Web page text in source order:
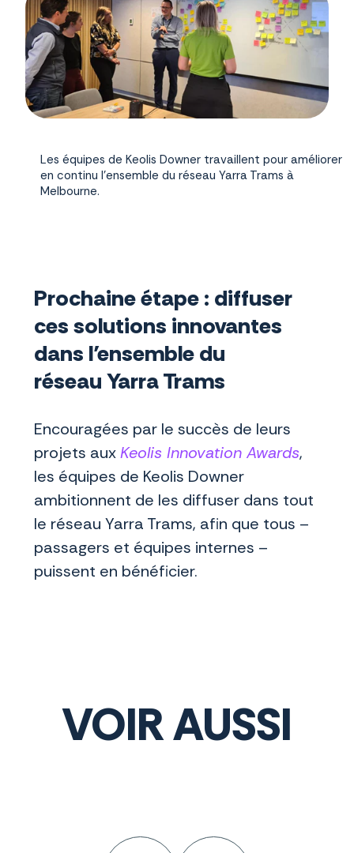
Les équipes de Keolis Downer travaillent pour améliorer
en continu l'ensemble du réseau Yarra Trams à
Melbourne.
Prochaine étape : diffuser
ces solutions innovantes
dans l’ensemble du
réseau Yarra Trams
Encouragées par le succès de leurs
projets auxKeolis Innovation Awards,
les équipes de Keolis Downer
ambitionnent de les diffuser dans tout
le réseau Yarra Trams, afin que tous –
passagers et équipes internes –
puissent en bénéficier.
VOIR AUSSI